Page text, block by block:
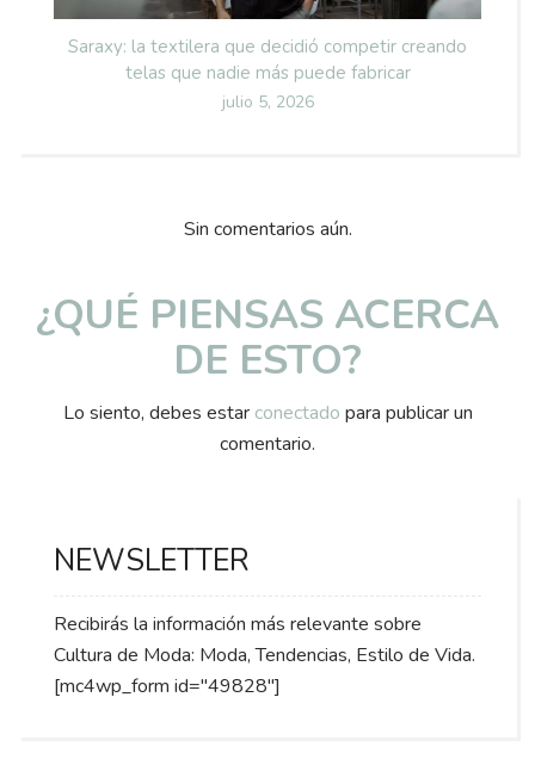
Saraxy: la textilera que decidió competir creando
telas que nadie más puede fabricar
Posted
julio 5, 2026
Sin comentarios aún.
¿QUÉ PIENSAS ACERCA
DE ESTO?
Lo siento, debes estar conectado para publicar un
comentario.
NEWSLETTER
Recibirás la información más relevante sobre
Cultura de Moda: Moda, Tendencias, Estilo de Vida.
[mc4wp_form id="49828"]